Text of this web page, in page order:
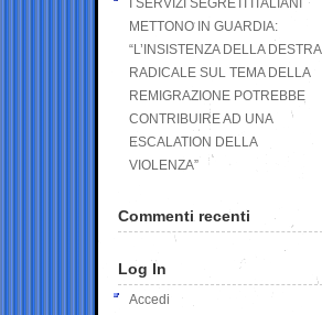
I SERVIZI SEGRETI ITALIANI
METTONO IN GUARDIA:
“L’INSISTENZA DELLA DESTRA
RADICALE SUL TEMA DELLA
REMIGRAZIONE POTREBBE
CONTRIBUIRE AD UNA
ESCALATION DELLA
VIOLENZA”
Commenti recenti
Log In
Accedi